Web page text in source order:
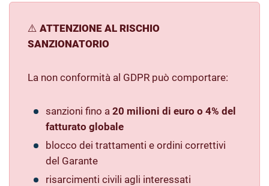
⚠️ ATTENZIONE AL RISCHIO
SANZIONATORIO
La non conformità al GDPR può comportare:
sanzioni fino a 20 milioni di euro o 4% del
fatturato globale
blocco dei trattamenti e ordini correttivi
del Garante
risarcimenti civili agli interessati